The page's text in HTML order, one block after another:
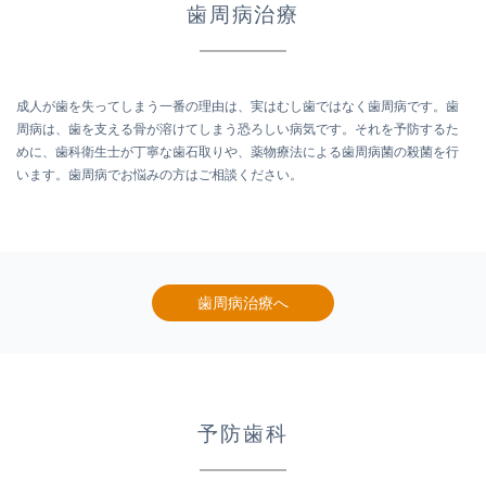
歯周病治療
成人が歯を失ってしまう一番の理由は、実はむし歯ではなく歯周病です。歯
周病は、歯を支える骨が溶けてしまう恐ろしい病気です。それを予防するた
めに、歯科衛生士が丁寧な歯石取りや、薬物療法による歯周病菌の殺菌を行
います。歯周病でお悩みの方はご相談ください。
歯周病治療へ
予防歯科